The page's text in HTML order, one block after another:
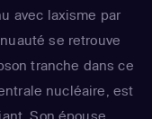
avec laxisme par
se retrouve
tranche dans ce
nucléaire, est